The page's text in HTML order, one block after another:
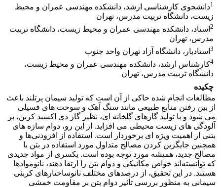
1دانشجوی کارشناسی ارشد، دانشکده مهندسی عمران و محیط
زیست، دانشگاه تربیت مدرس، تهران
2 استاد، دانشکده مهندسی عمران و محیط زیست، دانشگاه تربیت
مدرس، تهران
3 استادیار، دانشگاه آزاد تهران واحد جنوب
4کارشناس ارشد، دانشکده مهندسی عمران و محیط زیست،
دانشگاه تربیت مدرس، تهران
چکیده
مطالعات انجام شده حاکی از آن است که تولید سیمان پرتلند باعث
از بین رفتن منابع طبیعی مانند سنگ آهک و سوخت ­های فسیلی
می ­شود و با تولید گازهای گلخانه ­ای، نظیر گاز دی ­اکسید کربن، بر
آلودگی ­های زیست­ محیطی می­ افزاید. از این رو، دوام سازه­ های
بتنی از اهمیت ویژه ای برخوردار است. استفاده از افزودنی‌ها و
همچنین جایگزین کردن مصالح متداول مورد استفاده در بتن با
مصالح جدید، همیشه مورد توجه بوده است. یک­سری از مواد جدیدی
که توانسته‌اند خواص مکانیکی و دوام بتن را ارتقا دهند، نانوموادها
هستند. در این تحقیق، از درصدهای مختلف نانوساختارهای کربنی
سیمانی به منظور بررسی تأثیر دوام بتن بر مقاومت خمشی